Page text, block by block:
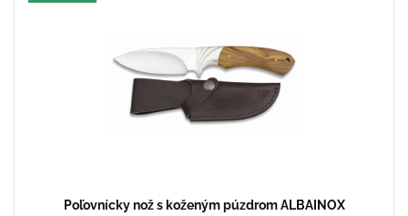
Poľovnícky nož s koženým púzdrom ALBAINOX